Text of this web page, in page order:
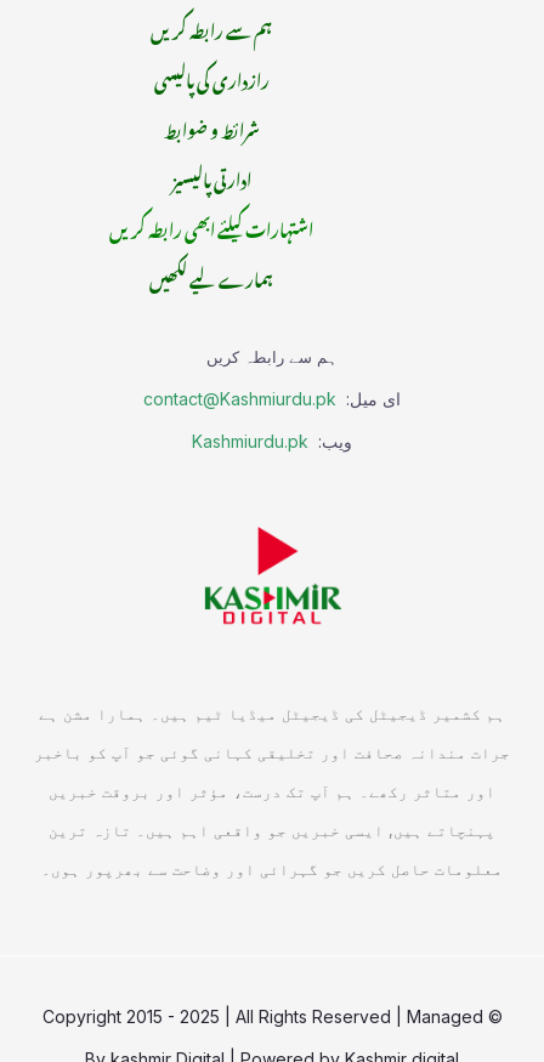
ہم سے رابطہ کریں
رازداری کی پالیسی
شرائط و ضوابط
ادارتی پالیسیز
اشتہارات کیلئے ابھی رابطہ کریں
ہمارے لیے لکھیں
ہم سے رابطہ کریں
ای میل: contact@Kashmiurdu.pk
ویب: Kashmiurdu.pk
ہم کشمیر ڈیجیٹل کی ڈیجیٹل میڈیا ٹیم ہیں۔ ہمارا مشن ہے
جرات مندانہ صحافت اور تخلیقی کہانی گوئی جو آپ کو باخبر
اور متاثر رکھے۔ ہم آپ تک درست، مؤثر اور بروقت خبریں
پہنچاتے ہیں, ایسی خبریں جو واقعی اہم ہیں۔ تازہ ترین
معلومات حاصل کریں جو گہرائی اور وضاحت سے بھرپور ہوں۔
© Copyright 2015 - 2025 | All Rights Reserved | Managed